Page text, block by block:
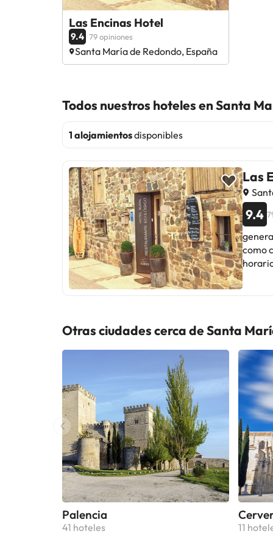
Las Encinas Hotel
9.4 79 opiniones
Santa María de Redondo, España
Todos nuestros hoteles en Santa
1 alojamientosdisponibles
Las
9.4
como
horario
María la Real: 45,3
Infantado: 46,8 km Playa del
Centro
Otras ciudades cerca de Santa
Palencia
41 hoteles 11